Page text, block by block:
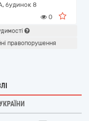
будинок 8
0
правопорушення